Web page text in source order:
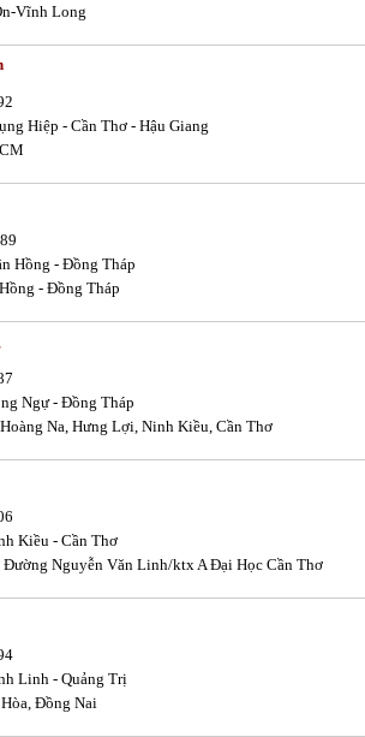
Vĩnh Long
Hiệp - Cần Thơ - Hậu Giang
Hồng - Đồng Tháp
- Đồng Tháp
Ngự - Đồng Tháp
Na, Hưng Lợi, Ninh Kiều, Cần Thơ
Kiều - Cần Thơ
Đường Nguyễn Văn Linh/ktx A Đại Học Cần Thơ
Linh - Quảng Trị
Đồng Nai